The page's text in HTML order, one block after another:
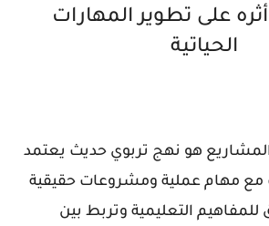
على تطوير المهارات
الحياتية
المشاريع هو نهج تربوي حديث يعتمد
مع مهام عملية ومشروعات حقيقية
للمفاهيم التعليمية وتربط بين